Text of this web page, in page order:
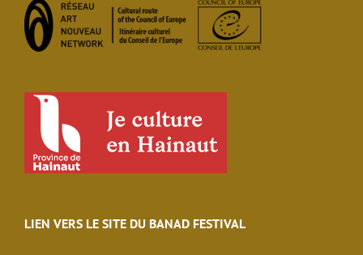
LIEN VERS LE SITE DU BANAD FESTIVAL